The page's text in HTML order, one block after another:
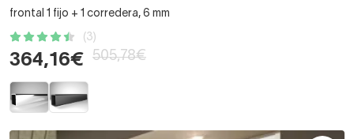
frontal 1 fijo + 1 corredera, 6 mm
(3)
364,16€ 505,78€